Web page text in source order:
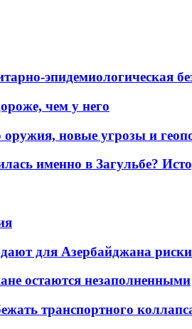
эпидемиологическая
чем у него
новые угрозы и
именно в Загульбе?
для Азербайджана
остаются незаполненными
транспортного